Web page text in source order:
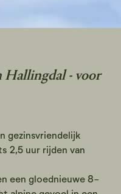
Hallingdal - voor
gezinsvriendelijk
2,5 uur rijden van
een gloednieuwe 8-